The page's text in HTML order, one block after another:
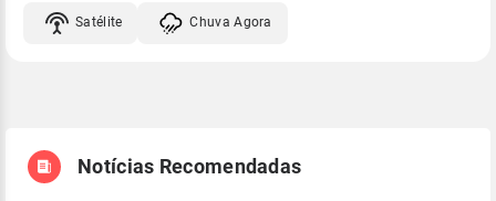
Satélite Chuva Agora
Notícias Recomendadas